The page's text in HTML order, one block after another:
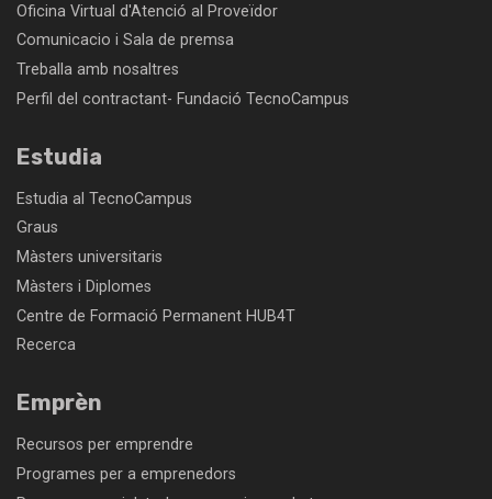
Oficina Virtual d'Atenció al Proveïdor
Comunicacio i Sala de premsa
Treballa amb nosaltres
Perfil del contractant- Fundació TecnoCampus
Estudia
Estudia al TecnoCampus
Graus
Màsters universitaris
Màsters i Diplomes
Centre de Formació Permanent HUB4T
Recerca
Emprèn
Recursos per emprendre
Programes per a emprenedors